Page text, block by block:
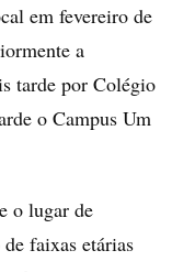
em fevereiro de
a
tarde por Colégio
o Campus Um
o lugar de
faixas etárias